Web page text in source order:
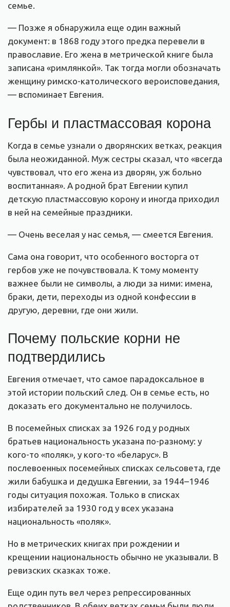
семье.
— Позже я обнаружила еще один важный
документ: в 1868 году этого предка перевели в
православие. Его жена в метрической книге была
записана «римлянкой». Так тогда могли обозначать
женщину римско-католического вероисповедания,
— вспоминает Евгения.
Гербы и пластмассовая корона
Когда в семье узнали о дворянских ветках, реакция
была неожиданной. Муж сестры сказал, что «всегда
чувствовал, что его жена из дворян, уж больно
воспитанная». А родной брат Евгении купил
детскую пластмассовую корону и иногда приходил
в ней на семейные праздники.
— Очень веселая у нас семья, — смеется Евгения.
Сама она говорит, что особенного восторга от
гербов уже не почувствовала. К тому моменту
важнее были не символы, а люди за ними: имена,
браки, дети, переходы из одной конфессии в
другую, деревни, где они жили.
Почему польские корни не
подтвердились
Евгения отмечает, что самое парадоксальное в
этой истории польский след. Он в семье есть, но
доказать его документально не получилось.
В посемейных списках за 1926 год у родных
братьев национальность указана по-разному: у
кого-то «поляк», у кого-то «беларус». В
послевоенных посемейных списках сельсовета, где
жили бабушка и дедушка Евгении, за 1944–1946
годы ситуация похожая. Только в списках
избирателей за 1930 год у всех указана
национальность «поляк».
Но в метрических книгах при рождении и
крещении национальность обычно не указывали. В
ревизских сказках тоже.
Еще один путь вел через репрессированных